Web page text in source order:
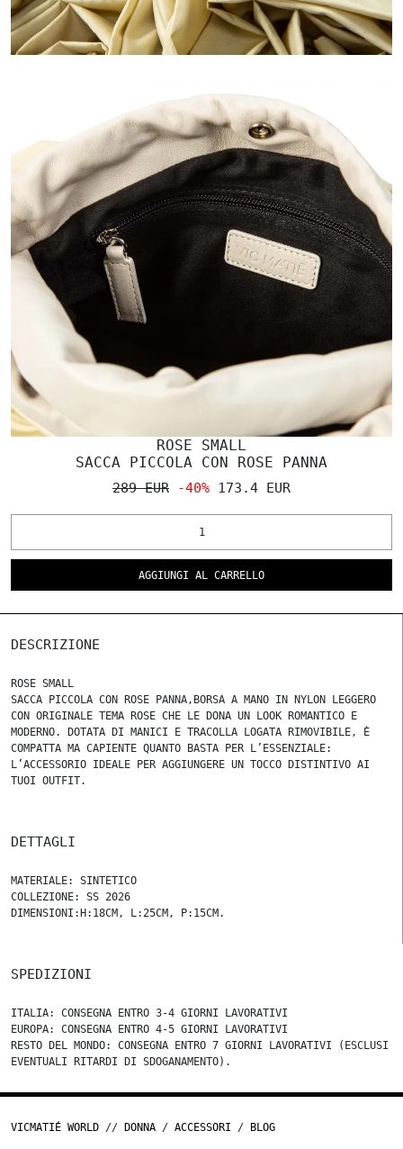
ROSE SMALL
SACCA PICCOLA CON ROSE PANNA
289 EUR -40% 173.4 EUR
AGGIUNGI AL CARRELLO
DESCRIZIONE
ROSE SMALL
SACCA PICCOLA CON ROSE PANNA,BORSA A MANO IN NYLON LEGGERO
CON ORIGINALE TEMA ROSE CHE LE DONA UN LOOK ROMANTICO E
MODERNO. DOTATA DI MANICI E TRACOLLA LOGATA RIMOVIBILE, È
COMPATTA MA CAPIENTE QUANTO BASTA PER L’ESSENZIALE:
L’ACCESSORIO IDEALE PER AGGIUNGERE UN TOCCO DISTINTIVO AI
TUOI OUTFIT.
DETTAGLI
MATERIALE: SINTETICO
COLLEZIONE: SS 2026
DIMENSIONI:H:18CM, L:25CM, P:15CM.
SPEDIZIONI
ITALIA: CONSEGNA ENTRO 3-4 GIORNI LAVORATIVI
EUROPA: CONSEGNA ENTRO 4-5 GIORNI LAVORATIVI
RESTO DEL MONDO: CONSEGNA ENTRO 7 GIORNI LAVORATIVI (ESCLUSI
EVENTUALI RITARDI DI SDOGANAMENTO).
VICMATIÉ WORLD // DONNA / ACCESSORI / BLOG